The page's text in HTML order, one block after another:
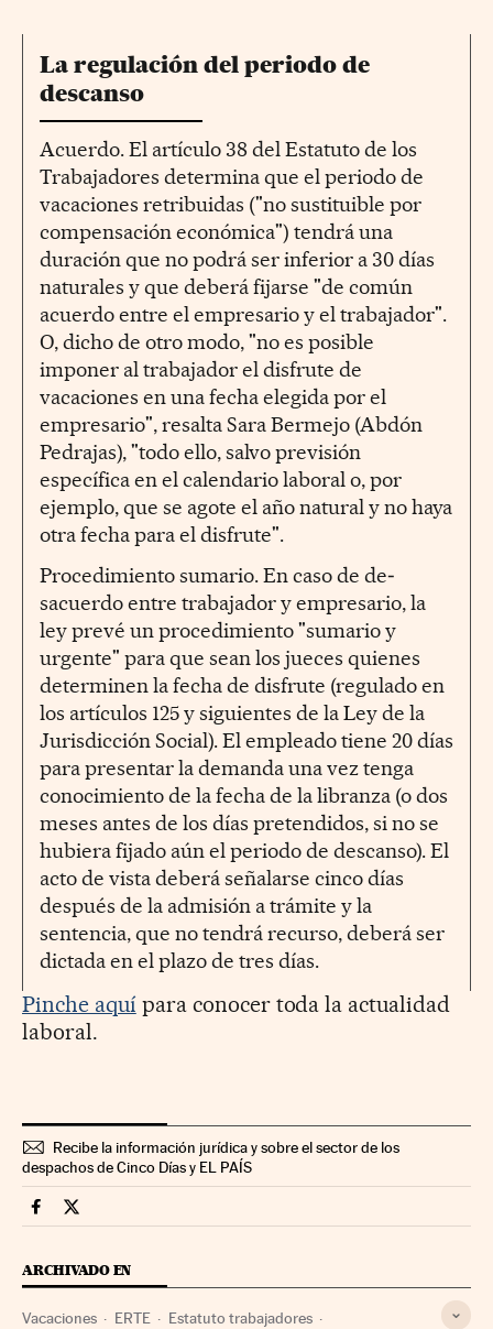
La regulación del periodo de
descanso
Acuerdo. El artículo 38 del Estatuto de los
Trabajadores determina que el periodo de
vacaciones retribuidas ("no sustituible por
compensación económica") tendrá una
duración que no podrá ser inferior a 30 días
naturales y que deberá fijarse "de común
acuerdo entre el empresario y el trabajador".
O, dicho de otro modo, "no es posible
imponer al trabajador el disfrute de
vacaciones en una fecha elegida por el
empresario", resalta Sara Bermejo (Abdón
Pedrajas), "todo ello, salvo previsión
específica en el calendario laboral o, por
ejemplo, que se agote el año natural y no haya
otra fecha para el disfrute".
Procedimiento sumario. En caso de de­
sacuerdo entre trabajador y empresario, la
ley prevé un procedimiento "sumario y
urgente" para que sean los jueces quienes
determinen la fecha de disfrute (regulado en
los artículos 125 y siguientes de la Ley de la
Jurisdicción Social). El empleado tiene 20 días
para presentar la demanda una vez tenga
conocimiento de la fecha de la libranza (o dos
meses antes de los días pretendidos, si no se
hubiera fijado aún el periodo de descanso). El
acto de vista deberá señalarse cinco días
después de la admisión a trámite y la
sentencia, que no tendrá recurso, deberá ser
dictada en el plazo de tres días.
Pinche aquípara conocer toda la actualidad
laboral.
Recibe la información jurídica y sobre el sector de los
despachos de Cinco Días y EL PAÍS
Legal Cinco Días en Facebook
Legal Cinco Días en Twitter
ARCHIVADO EN
Vacaciones ERTE Estatuto trabajadores